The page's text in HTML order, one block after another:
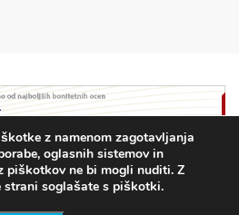
z namenom zagotavljanja
oglasnih sistemov in
piškotkov ne bi mogli nuditi. Z
strani soglašate s piškotki.